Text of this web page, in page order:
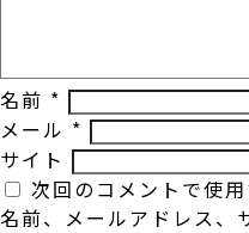
名前 *
メール *
サイト
次回のコメントで使
名前、メールアドレス、